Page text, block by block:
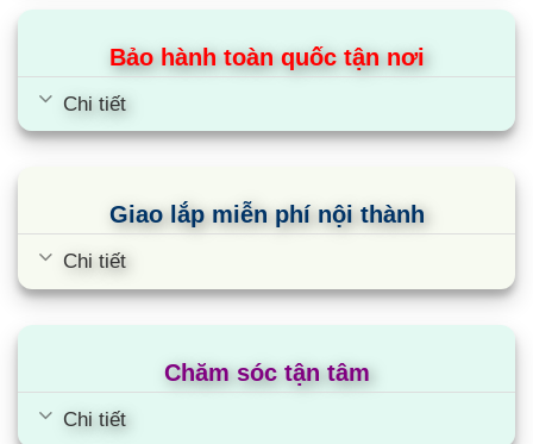
Bảo hành toàn quốc tận nơi
Chi tiết
Giao lắp miễn phí nội thành
Chi tiết
Chăm sóc tận tâm
Chi tiết